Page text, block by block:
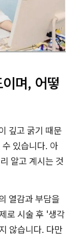
며, 어떻
깊고 굵기 때문
있습니다. 아
알고 계시는 것
열감과 부담을
로 시술 후 '생각
않습니다. 다만